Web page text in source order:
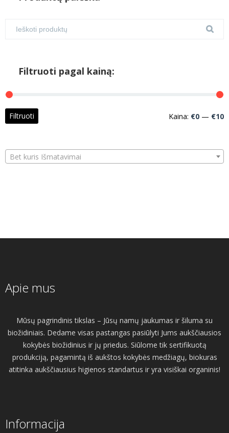
Filtruoti pagal kainą:
Filtruoti Kaina: €0 — €10
Bet kuris Išmatavimai
Apie mus
Mūsų pagrindinis tikslas – Jūsų namų jaukumas ir šiluma su
biožidiniais. Dedame visas pastangas pasiūlyti Jums aukščiausios
kokybės biožidinius ir jų priedus. Siūlome tik sertifikuotą
produkciją, pagamintą iš aukštos kokybės medžiagų, biokuras
atitinka aukščiausius higienos standartus ir yra visiškai organinis!
Informacija